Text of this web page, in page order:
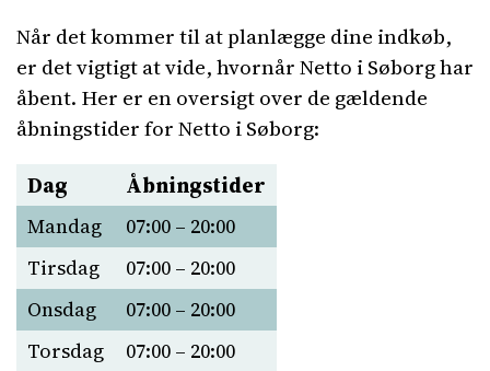
Når det kommer til at planlægge dine indkøb,
er det vigtigt at vide, hvornår Netto i Søborg har
åbent. Her er en oversigt over de gældende
åbningstider for Netto i Søborg:
Dag
Åbningstider
Mandag
07:00 – 20:00
Tirsdag
07:00 – 20:00
Onsdag
07:00 – 20:00
Torsdag
07:00 – 20:00